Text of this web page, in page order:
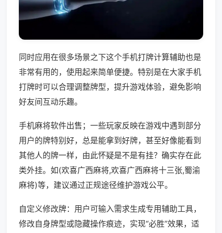
同时应用在很多场景之下这个手机打牌计算辅助也是
非常有用的，使用起来简单便捷。特别是在大家手机
打牌时可以合理调整牌型，提升游戏体验，避免影响
好友间互动乐趣。
手机麻将软件出售；一些玩家反映在游戏中遇到部分
用户的牌特别好，总是能拿到好牌，甚至好像能看到
其他人的牌一样，由此怀疑是不是有挂？确实存在此
类外挂。如(欢喜广西麻将,欢喜广西麻将十三张,蜀渝
麻将)等，建议通过正规途径维护游戏公平。
自定义修改牌：用户可输入需求生成专用辅助工具，
修改自身牌型或隐藏操作痕迹，实现“必胜”效果，适